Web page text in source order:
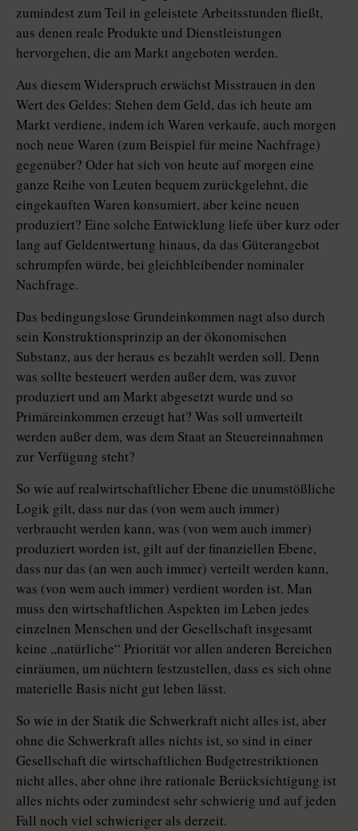
zumindest zum Teil in geleistete Arbeitsstunden fließt,
aus denen reale Produkte und Dienstleistungen
hervorgehen, die am Markt angeboten werden.
Aus diesem Widerspruch erwächst Misstrauen in den
Wert des Geldes: Stehen dem Geld, das ich heute am
Markt verdiene, indem ich Waren verkaufe, auch morgen
noch neue Waren (zum Beispiel für meine Nachfrage)
gegenüber? Oder hat sich von heute auf morgen eine
ganze Reihe von Leuten bequem zurückgelehnt, die
eingekauften Waren konsumiert, aber keine neuen
produziert? Eine solche Entwicklung liefe über kurz oder
lang auf Geldentwertung hinaus, da das Güterangebot
schrumpfen würde, bei gleichbleibender nominaler
Nachfrage.
Das bedingungslose Grundeinkommen nagt also durch
sein Konstruktionsprinzip an der ökonomischen
Substanz, aus der heraus es bezahlt werden soll. Denn
was sollte besteuert werden außer dem, was zuvor
produziert und am Markt abgesetzt wurde und so
Primäreinkommen erzeugt hat? Was soll umverteilt
werden außer dem, was dem Staat an Steuereinnahmen
zur Verfügung steht?
So wie auf realwirtschaftlicher Ebene die unumstößliche
Logik gilt, dass nur das (von wem auch immer)
verbraucht werden kann, was (von wem auch immer)
produziert worden ist, gilt auf der finanziellen Ebene,
dass nur das (an wen auch immer) verteilt werden kann,
was (von wem auch immer) verdient worden ist. Man
muss den wirtschaftlichen Aspekten im Leben jedes
einzelnen Menschen und der Gesellschaft insgesamt
keine „natürliche“ Priorität vor allen anderen Bereichen
einräumen, um nüchtern festzustellen, dass es sich ohne
materielle Basis nicht gut leben lässt.
So wie in der Statik die Schwerkraft nicht alles ist, aber
ohne die Schwerkraft alles nichts ist, so sind in einer
Gesellschaft die wirtschaftlichen Budgetrestriktionen
nicht alles, aber ohne ihre rationale Berücksichtigung ist
alles nichts oder zumindest sehr schwierig und auf jeden
Fall noch viel schwieriger als derzeit.